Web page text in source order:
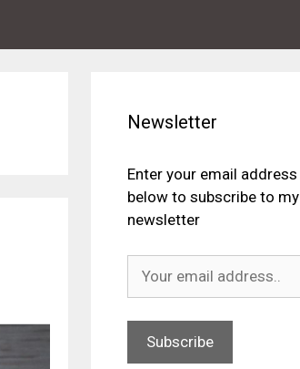
Newsletter
Enter your email address
below to subscribe to my
newsletter